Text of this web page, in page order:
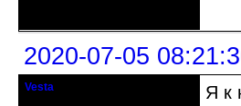
2020-07-05
Vesta
Я к